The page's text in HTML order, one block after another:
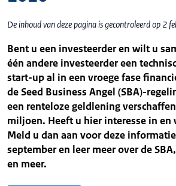
De inhoud van deze pagina is gecontroleerd op 2
Bent u een investeerder en wilt u
één andere investeerder een
start-up al in een vroege fase
de Seed Business Angel (SBA)-
een renteloze geldlening
miljoen. Heeft u hier interesse in en
Meld u dan aan voor deze
september en leer meer over de
en meer.